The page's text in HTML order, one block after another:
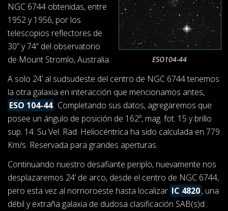
ESO104-44
NGC 6744 obtenidas, entre
1952 y 1956, por los
telescopios reflectores de
30” y 74” del observatorio
de Mount Stromlo, Australia.
A solo 24’ al sudsudeste del centro de NGC 6744 tenemos
la otra galaxia en interacción que mencionamos antes,
ESO 104-44. Completando sus datos, agregaremos que
posee un ángulo de posición de 162º, mag. fot. 15 y brillo
sup. 14. Su Vel. Rad. Heliocéntrica ha sido calculada en 779
Km/s. Reservada para grandes aperturas.
Continuando nuestro desafiante periplo, nuevamente nos
desplazaremos 24’ de arco, desde el centro de NGC 6744,
pero esta vez al nornoroeste hasta localizar IC 4820, una
débil y extraña galaxia de dudosa clasificación SAB(s)d:.